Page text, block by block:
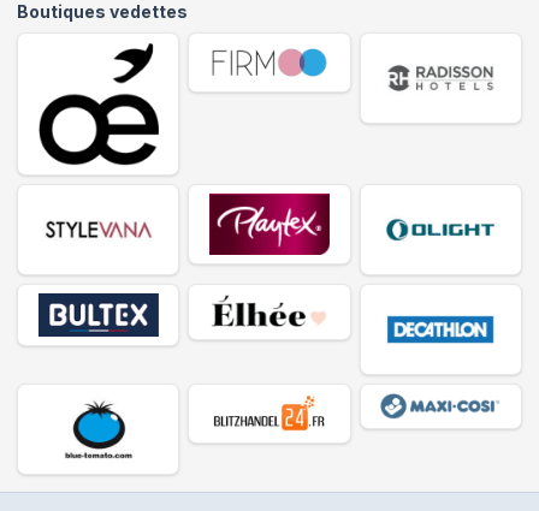
Boutiques vedettes